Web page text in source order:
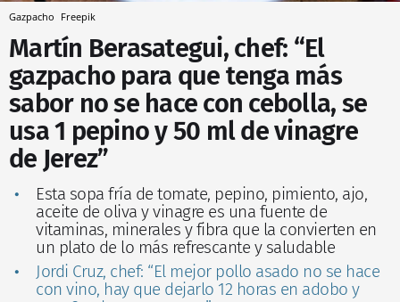
Gazpacho Freepik
Martín Berasategui, chef: “El
gazpacho para que tenga más
sabor no se hace con cebolla, se
usa 1 pepino y 50 ml de vinagre
de Jerez”
Esta sopa fría de tomate, pepino, pimiento, ajo,
aceite de oliva y vinagre es una fuente de
vitaminas, minerales y fibra que la convierten en
un plato de lo más refrescante y saludable
Jordi Cruz, chef: “El mejor pollo asado no se hace
con vino, hay que dejarlo 12 horas en adobo y